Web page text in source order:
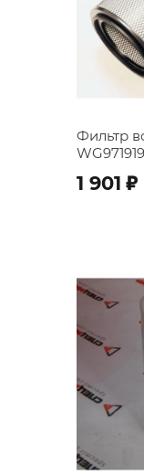
Фильтр
1 901 ;